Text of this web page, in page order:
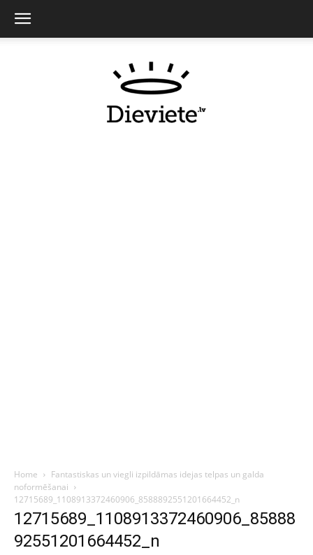
Home
Fantastiskas un viegli izpildāmas idejas telpas un galda
noformēšanai
12715689_1108913372460906_8588892551201664452_n
12715689_1108913372460906_85888
92551201664452_n